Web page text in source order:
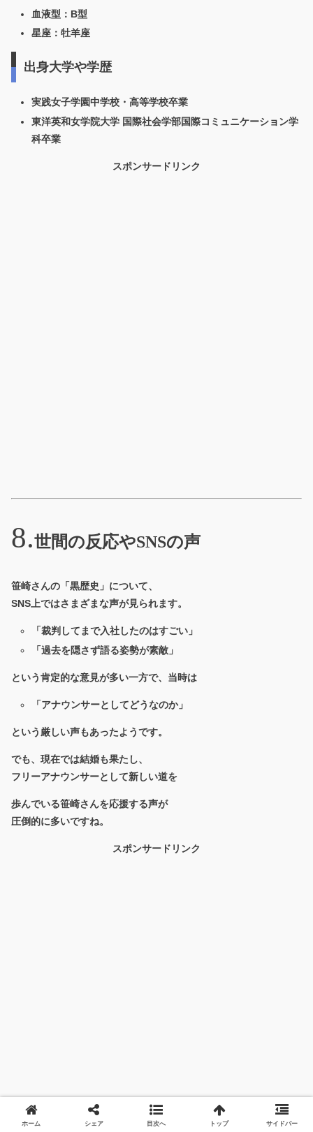
血液型：B型
星座：牡羊座
出身大学や学歴
実践女子学園中学校・高等学校卒業
東洋英和女学院大学 国際社会学部国際コミュニケーション学
科卒業
スポンサードリンク
世間の反応やSNSの声
笹崎さんの「黒歴史」について、
SNS上ではさまざまな声が見られます。
「裁判してまで入社したのはすごい」
「過去を隠さず語る姿勢が素敵」
という肯定的な意見が多い一方で、当時は
「アナウンサーとしてどうなのか」
という厳しい声もあったようです。
でも、現在では結婚も果たし、
フリーアナウンサーとして新しい道を
歩んでいる笹崎さんを応援する声が
圧倒的に多いですね。
スポンサードリンク
ホーム シェア 目次へ トップ サイドバー